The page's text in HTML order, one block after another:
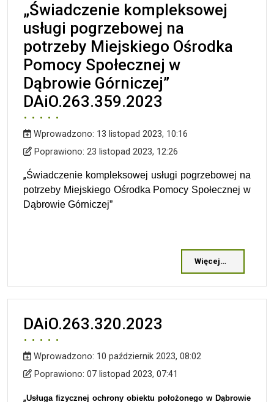
„Świadczenie kompleksowej
usługi pogrzebowej na
potrzeby Miejskiego Ośrodka
Pomocy Społecznej w
Dąbrowie Górniczej”
DAiO.263.359.2023
Wprowadzono
Wprowadzono: 13 listopad 2023, 10:16
Poprawiono
Poprawiono: 23 listopad 2023, 12:26
„Świadczenie kompleksowej usługi pogrzebowej na
potrzeby Miejskiego Ośrodka Pomocy Społecznej w
Dąbrowie Górniczej”
Więcej…
DAiO.263.320.2023
Wprowadzono
Wprowadzono: 10 październik 2023, 08:02
Poprawiono
Poprawiono: 07 listopad 2023, 07:41
„Usługa fizycznej ochrony obiektu położonego w Dąbrowie